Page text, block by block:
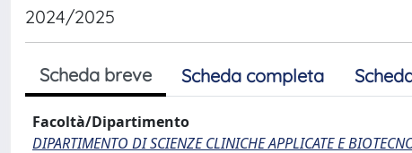
2024/2025
Scheda breve Scheda completa
Facoltà/Dipartimento
DIPARTIMENTO DI SCIENZE CLINICHE APPLICATE E